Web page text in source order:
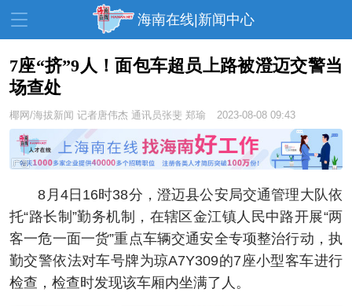
海南在线|新闻中心
资讯中心
文体 消费
教育 健康 房产
家装 交通 美食
生活 演出 活动
展会 走读海南 周末去哪儿
人才在线 天涯企服
7座“挤”9人！面包车超员上路被澄迈交警当
场查处
椰网/海拔新闻 记者唐伟杰 通讯员张斐 郑瑜 2023-08-08 09:43
8月4日16时38分，澄迈县公安局交通管理大队依
托“路长制”勤务机制，在辖区金江镇人民中路开展“两
客一危一面一货”重点车辆交通安全专项整治行动，执
勤交警依法对车号牌为琼A7Y309的7座小型客车进行
检查，检查时发现该车厢内坐满了人。